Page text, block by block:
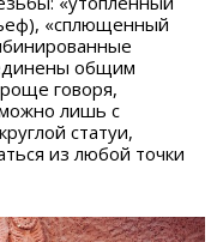
«сплющенный
общим
говоря,
можно лишь с
статуи,
из любой точки